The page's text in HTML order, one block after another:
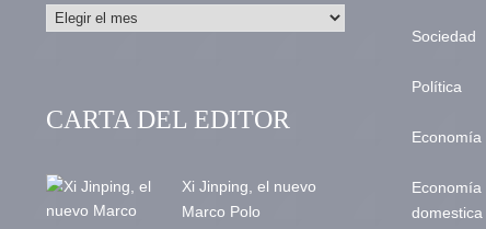
CARTA DEL EDITOR
Xi Jinping, el nuevo
Marco Polo
Sociedad
Política
Economía
Economía
domestica